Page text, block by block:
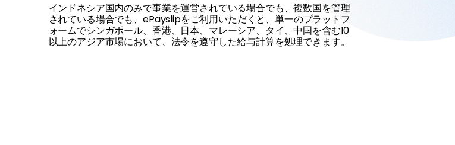
インドネシア国内のみで事業を運営されている場合でも、複数国を管理
されている場合でも、ePayslipをご利用いただくと、単一のプラットフ
ォームでシンガポール、香港、日本、マレーシア、タイ、中国を含む10
以上のアジア市場において、法令を遵守した給与計算を処理できます。